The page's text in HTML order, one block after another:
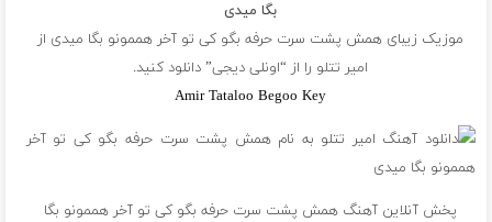
بگا میدی
موزیک زیبای همش پشت سرت حرفه بگو کی تو آخر هممونو بگا میدی از
امیر تتلو را از “اونلی دیجی” دانلود کنید.
Amir Tataloo Begoo Key
پخش آنلاین آهنگ همش پشت سرت حرفه بگو کی تو آخر هممونو بگا